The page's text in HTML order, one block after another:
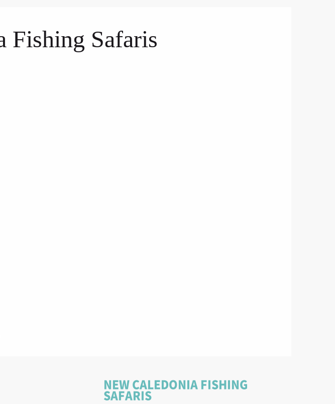
Fishing Safaris
NEW CALEDONIA FISHING
SAFARIS